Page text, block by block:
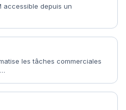
accessible depuis un
les tâches commerciales